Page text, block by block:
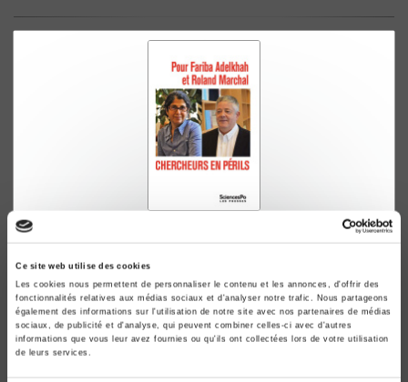
Ce site web utilise des cookies
Les cookies nous permettent de personnaliser le contenu et les annonces, d'offrir des
fonctionnalités relatives aux médias sociaux et d'analyser notre trafic. Nous partageons
également des informations sur l'utilisation de notre site avec nos partenaires de médias
sociaux, de publicité et d'analyse, qui peuvent combiner celles-ci avec d'autres
informations que vous leur avez fournies ou qu'ils ont collectées lors de votre utilisation
de leurs services.
Pour Fariba Adelkhah et Roland Marchal.
Jean-François Bayart, Ariel Colonomos